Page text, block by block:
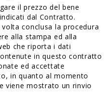
il prezzo del bene
dal Contratto.
volta conclusa la procedura
alla stampa ed alla
che riporta i dati
in questo contratto
ed accettate
in quanto al momento
viene mostrato un rinvio